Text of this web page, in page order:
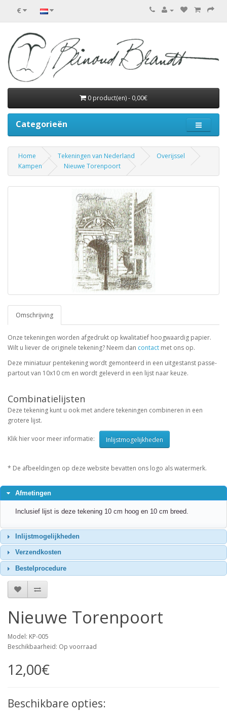
€
0 product(en) - 0,00€
Categorieën
Home Tekeningen van Nederland
Overijssel
Kampen
Nieuwe Torenpoort
Omschrijving
Onze tekeningen worden afgedrukt op kwalitatief hoogwaardig papier.
Wilt u liever de originele tekening? Neem dan contact met ons op.
Deze miniatuur pentekening wordt gemonteerd in een uitgestanst passe-
partout van 10x10 cm en wordt geleverd in een lijst naar keuze.
Combinatielijsten
Deze tekening kunt u ook met andere tekeningen combineren in een
grotere lijst.
Klik hier voor meer informatie: Inlijstmogelijkheden
* De afbeeldingen op deze website bevatten ons logo als watermerk.
Afmetingen
Inclusief lijst is deze tekening 10 cm hoog en 10 cm breed.
Inlijstmogelijkheden
Verzendkosten
Bestelprocedure
Nieuwe Torenpoort
Model: KP-005
Beschikbaarheid: Op voorraad
12,00€
Beschikbare opties: